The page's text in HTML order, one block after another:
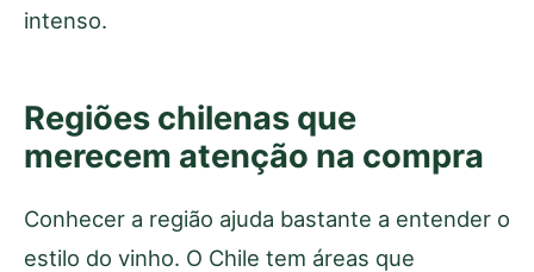
intenso.
Regiões chilenas que
merecem atenção na compra
Conhecer a região ajuda bastante a entender o
estilo do vinho. O Chile tem áreas que